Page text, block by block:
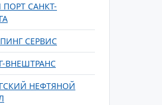
САНКТ-
СЕРВИС
ВНЕШТРАНС
НЕФТЯНОЙ